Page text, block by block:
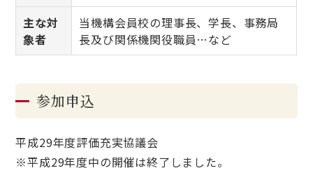
主な対
象者
当機構会員校の理事長、学長、事務局
長及び関係機関役職員…など
参加申込
平成29年度評価充実協議会
※平成29年度中の開催は終了しました。